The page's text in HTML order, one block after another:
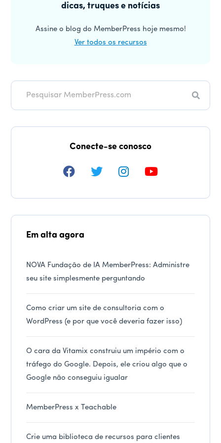
dicas, truques e notícias
Assine o blog do MemberPress hoje mesmo!
Ver todos os recursos
Conecte-se conosco
Em alta agora
NOVA Fundação de IA MemberPress: Administre
seu site simplesmente perguntando
Como criar um site de consultoria com o
WordPress (e por que você deveria fazer isso)
O cara da Vitamix construiu um império com o
tráfego do Google. Depois, ele criou algo que o
Google não conseguiu igualar
MemberPress x Teachable
Crie uma biblioteca de recursos para clientes